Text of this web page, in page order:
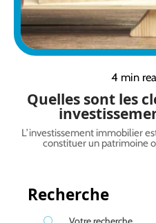
4 min
Quelles sont les
L’investissement immobilier
constituer un patrimoine
Recherche